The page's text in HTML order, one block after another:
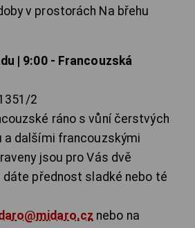
v prostorách Na břehu
| 9:00 - Francouzská
2
ráno s vůní čerstvých
a dalšími francouzskými
jsou pro Vás dvě
přednost sladké nebo té
nebo na